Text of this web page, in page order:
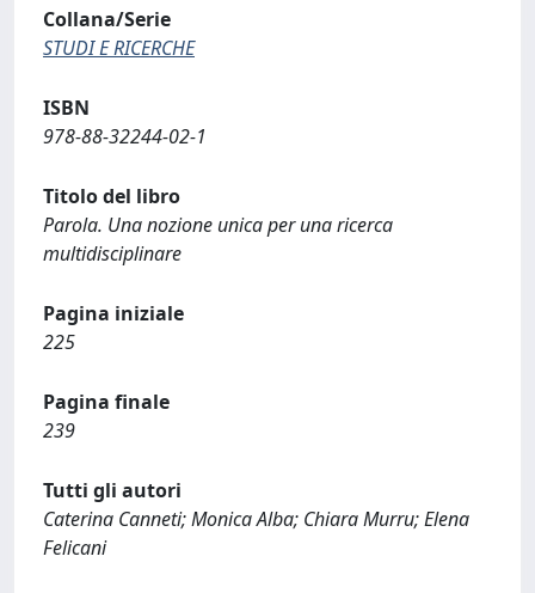
Collana/Serie
STUDI E RICERCHE
ISBN
978-88-32244-02-1
Titolo del libro
Parola. Una nozione unica per una ricerca
multidisciplinare
Pagina iniziale
225
Pagina finale
239
Tutti gli autori
Caterina Canneti; Monica Alba; Chiara Murru; Elena
Felicani